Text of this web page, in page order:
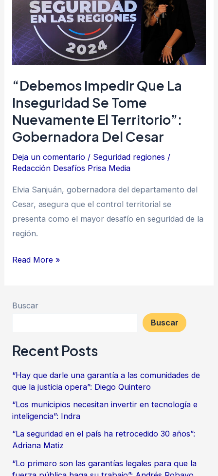
“Debemos Impedir Que La
Inseguridad Se Tome
Nuevamente El Territorio”:
Gobernadora Del Cesar
Deja un comentario / Seguridad regiones /
Redacción Desafíos Prisa Media
Elvia Sanjuán, gobernadora del departamento del
Cesar, asegura que el control territorial se
presenta como el mayor desafío en seguridad de la
región.
inseguridad
se
tome
nuevamente
el
gobernadora
del
Cesar
Read More »
Buscar
Buscar
Recent Posts
“Hay que darle una garantía a las comunidades de
que la justicia opera”: Diego Quintero
“Los municipios necesitan invertir en tecnología e
inteligencia”: Indra
“La seguridad en el país ha retrocedido 30 años”:
Adriana Matiz
“Lo primero son las garantías legales para que la